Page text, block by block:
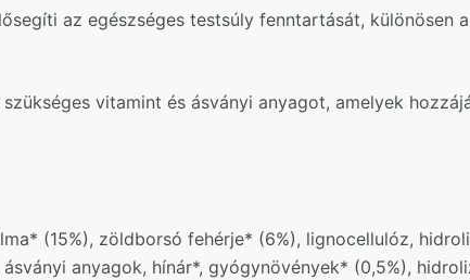
az egészséges testsúly fenntartását, különösen
vitamint és ásványi anyagot, amelyek
(15%), zöldborsó fehérje* (6%), lignocellulóz,
anyagok, hínár*, gyógynövények* (0,5%),